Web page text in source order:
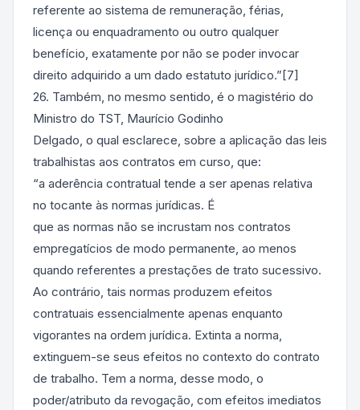
referente ao sistema de remuneração, férias,
licença ou enquadramento ou outro qualquer
benefício, exatamente por não se poder invocar
direito adquirido a um dado estatuto jurídico.”[7]
26. Também, no mesmo sentido, é o magistério do
Ministro do TST, Maurício Godinho
Delgado, o qual esclarece, sobre a aplicação das leis
trabalhistas aos contratos em curso, que:
“a aderência contratual tende a ser apenas relativa
no tocante às normas jurídicas. É
que as normas não se incrustam nos contratos
empregatícios de modo permanente, ao menos
quando referentes a prestações de trato sucessivo.
Ao contrário, tais normas produzem efeitos
contratuais essencialmente apenas enquanto
vigorantes na ordem jurídica. Extinta a norma,
extinguem-se seus efeitos no contexto do contrato
de trabalho. Tem a norma, desse modo, o
poder/atributo da revogação, com efeitos imediatos